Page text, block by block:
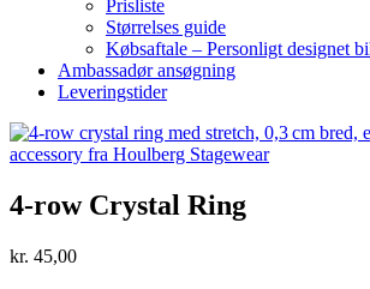
Prisliste
Størrelses guide
Købsaftale – Personligt designet
Ambassadør ansøgning
Leveringstider
4-row Crystal Ring
kr. 45,00